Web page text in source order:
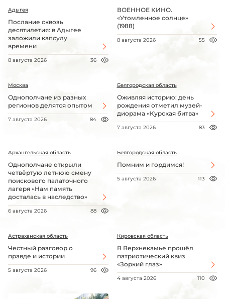
Адыгея
Послание сквозь
десятилетия: в Адыгее
заложили капсулу
времени
8 августа 2026 36
ВОЕННОЕ КИНО.
«Утомленное солнце»
(1988)
8 августа 2026 55
Москва
Однополчане из разных
регионов делятся опытом
7 августа 2026 84
Белгородская область
Оживляя историю: день
рождения отметил музей-
диорама «Курская битва»
7 августа 2026 83
Архангельская область
Однополчане открыли
четвёртую летнюю смену
поискового палаточного
лагеря «Нам память
досталась в наследство»
6 августа 2026 88
Белгородская область
Помним и гордимся!
5 августа 2026 113
Астраханская область
Честный разговор о
правде и истории
5 августа 2026 96
Кировская область
В Верхнекамье прошёл
патриотический квиз
«Зоркий глаз»
4 августа 2026 110